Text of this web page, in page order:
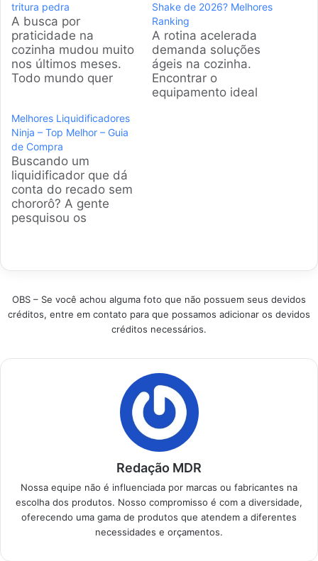
tritura pedra
A busca por
praticidade na
cozinha mudou muito
nos últimos meses.
Todo mundo quer
um copo gigante de
liquidificador comum.
Por isso, a gente
pesquisou a fundo os
modelos que
realmente dão conta
do recado e são
campeões de vendas
Shake de 2026? Melhores
Ranking
A rotina acelerada
demanda soluções
ágeis na cozinha.
Encontrar o
equipamento ideal
Personal Blender…
Melhores Liquidificadores
Ninja – Top Melhor – Guia
de Compra
Buscando um
liquidificador que dá
conta do recado sem
chororô? A gente
pesquisou os
brasileiro. Prepare-se
aparelho vai
transformar sua
cozinha e facilitar sua
Produtos em
Liquidificador Ninja -
OBS – Se você achou alguma foto que não possuem seus devidos
créditos, entre em contato para que possamos adicionar os devidos
créditos necessários.
Redação MDR
Nossa equipe não é influenciada por marcas ou fabricantes na
escolha dos produtos. Nosso compromisso é com a diversidade,
oferecendo uma gama de produtos que atendem a diferentes
necessidades e orçamentos.